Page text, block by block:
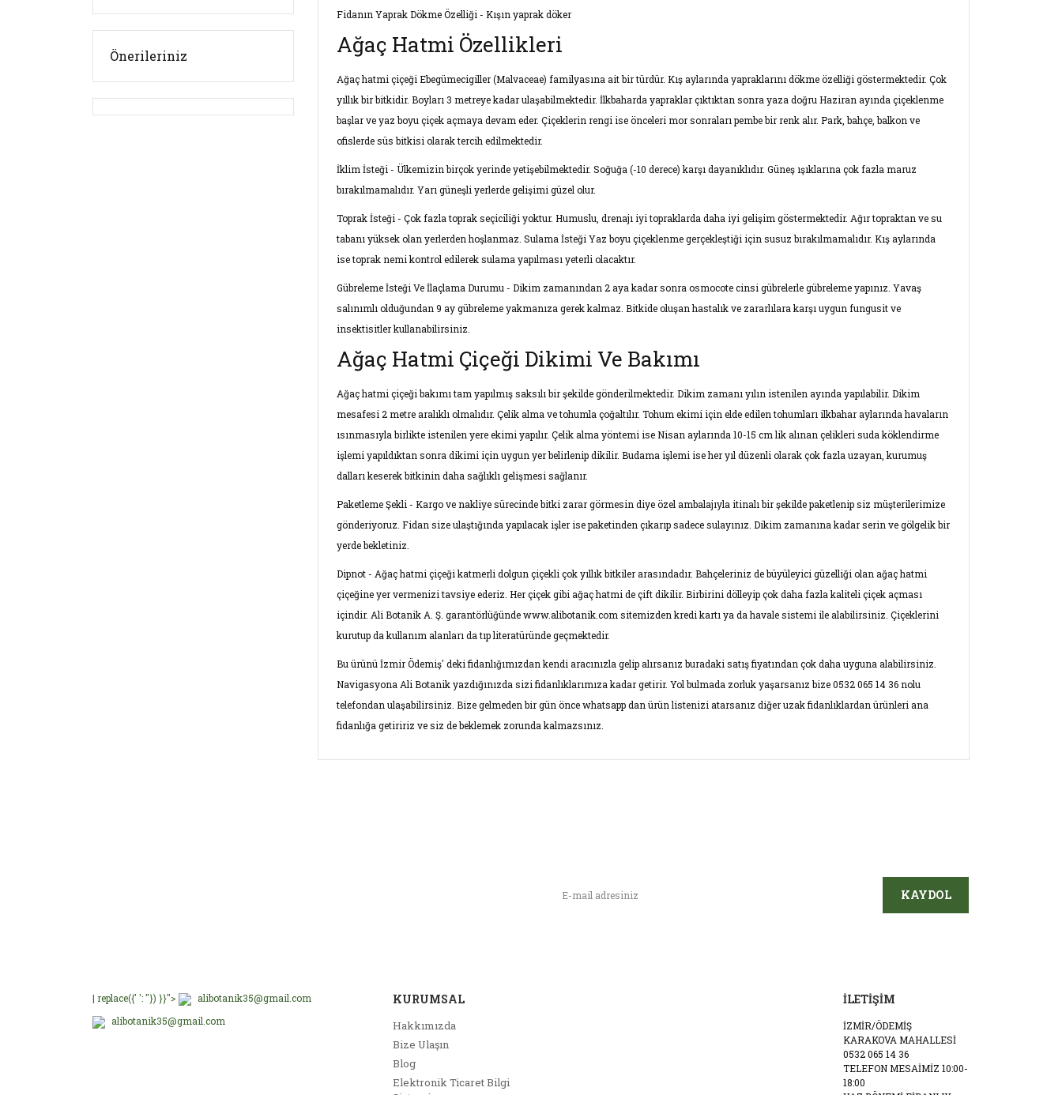
Önerileriniz
Fidanın Yaprak Dökme Özelliği - Kışın yaprak döker
Ağaç Hatmi Özellikleri
Ağaç hatmi çiçeği Ebegümecigiller (Malvaceae) familyasına ait bir türdür. Kış aylarında yapraklarını dökme özelliği göstermektedir. Çok
yıllık bir bitkidir. Boyları 3 metreye kadar ulaşabilmektedir. İlkbaharda yapraklar çıktıktan sonra yaza doğru Haziran ayında çiçeklenme
başlar ve yaz boyu çiçek açmaya devam eder. Çiçeklerin rengi ise önceleri mor sonraları pembe bir renk alır. Park, bahçe, balkon ve
ofislerde süs bitkisi olarak tercih edilmektedir.
İklim İsteği - Ülkemizin birçok yerinde yetişebilmektedir. Soğuğa (-10 derece) karşı dayanıklıdır. Güneş ışıklarına çok fazla maruz
bırakılmamalıdır. Yarı güneşli yerlerde gelişimi güzel olur.
Toprak İsteği - Çok fazla toprak seçiciliği yoktur. Humuslu, drenajı iyi topraklarda daha iyi gelişim göstermektedir. Ağır topraktan ve su
tabanı yüksek olan yerlerden hoşlanmaz. Sulama İsteği Yaz boyu çiçeklenme gerçekleştiği için susuz bırakılmamalıdır. Kış aylarında
ise toprak nemi kontrol edilerek sulama yapılması yeterli olacaktır.
Gübreleme İsteği Ve İlaçlama Durumu - Dikim zamanından 2 aya kadar sonra osmocote cinsi gübrelerle gübreleme yapınız. Yavaş
salınımlı olduğundan 9 ay gübreleme yakmanıza gerek kalmaz. Bitkide oluşan hastalık ve zararlılara karşı uygun fungusit ve
insektisitler kullanabilirsiniz.
Ağaç Hatmi Çiçeği Dikimi Ve Bakımı
Ağaç hatmi çiçeği bakımı tam yapılmış saksılı bir şekilde gönderilmektedir. Dikim zamanı yılın istenilen ayında yapılabilir. Dikim
mesafesi 2 metre aralıklı olmalıdır. Çelik alma ve tohumla çoğaltılır. Tohum ekimi için elde edilen tohumları ilkbahar aylarında havaların
ısınmasıyla birlikte istenilen yere ekimi yapılır. Çelik alma yöntemi ise Nisan aylarında 10-15 cm lik alınan çelikleri suda köklendirme
işlemi yapıldıktan sonra dikimi için uygun yer belirlenip dikilir. Budama işlemi ise her yıl düzenli olarak çok fazla uzayan, kurumuş
dalları keserek bitkinin daha sağlıklı gelişmesi sağlanır.
Paketleme Şekli - Kargo ve nakliye sürecinde bitki zarar görmesin diye özel ambalajıyla itinalı bir şekilde paketlenip siz müşterilerimize
gönderiyoruz. Fidan size ulaştığında yapılacak işler ise paketinden çıkarıp sadece sulayınız. Dikim zamanına kadar serin ve gölgelik bir
yerde bekletiniz.
Dipnot - Ağaç hatmi çiçeği katmerli dolgun çiçekli çok yıllık bitkiler arasındadır. Bahçeleriniz de büyüleyici güzelliği olan ağaç hatmi
çiçeğine yer vermenizi tavsiye ederiz. Her çiçek gibi ağaç hatmi de çift dikilir. Birbirini dölleyip çok daha fazla kaliteli çiçek açması
içindir. Ali Botanik A. Ş. garantörlüğünde www.alibotanik.com sitemizden kredi kartı ya da havale sistemi ile alabilirsiniz. Çiçeklerini
kurutup da kullanım alanları da tıp literatüründe geçmektedir.
Bu ürünü İzmir Ödemiş' deki fidanlığımızdan kendi aracınızla gelip alırsanız buradaki satış fiyatından çok daha uyguna alabilirsiniz.
Navigasyona Ali Botanik yazdığınızda sizi fidanlıklarımıza kadar getirir. Yol bulmada zorluk yaşarsanız bize 0532 065 14 36 nolu
telefondan ulaşabilirsiniz. Bize gelmeden bir gün önce whatsapp dan ürün listenizi atarsanız diğer uzak fidanlıklardan ürünleri ana
fidanlığa getiririz ve siz de beklemek zorunda kalmazsınız.
KAYDOL
| replace({' ': ''}) }}">
alibotanik35@gmail.com
alibotanik35@gmail.com
KURUMSAL
Hakkımızda
Bize Ulaşın
Blog
Elektronik Ticaret Bilgi
İLETİŞİM
İZMİR/ÖDEMİŞ
KARAKOVA MAHALLESİ
0532 065 14 36
TELEFON MESAİMİZ 10:00-
18:00